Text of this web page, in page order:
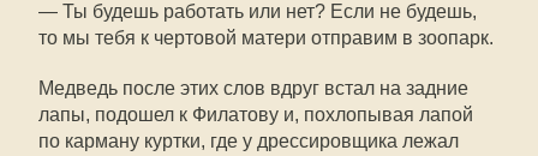
— Ты будешь работать или нет? Если не будешь,
то мы тебя к чертовой матери отправим в зоопарк.
Медведь после этих слов вдруг встал на задние
лапы, подошел к Филатову и, похлопывая лапой
по карману куртки, где у дрессировщика лежал